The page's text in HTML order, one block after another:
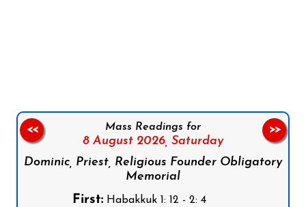
Mass Readings for
8 August 2026, Saturday
Dominic, Priest, Religious Founder Obligatory
Memorial
First:Habakkuk 1: 12 - 2: 4
<< >>